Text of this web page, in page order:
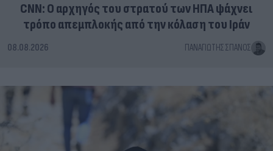
CNN: Ο αρχηγός του στρατού των ΗΠΑ ψάχνει
τρόπο απεμπλοκής από την κόλαση του Ιράν
08.08.2026 ΠΑΝΑΓΙΏΤΗΣ ΣΠΑΝΌΣ